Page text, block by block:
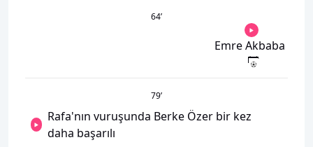
64’
Emre Akbaba
79’
Rafa'nın vuruşunda Berke Özer bir kez
daha başarılı